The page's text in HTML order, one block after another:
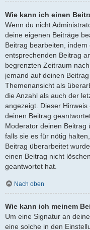
Wie kann ich einen
Wenn du nicht
deine eigenen Beiträge
Beitrag bearbeiten, indem
entsprechenden Beitrag
begrenzten Zeitraum
jemand auf deinen
Themenansicht als
die Anzahl als auch der
angezeigt. Dieser
deinen Beitrag
Moderator deinen Beitrag
falls sie es für nötig
Beitrag überarbeitet
einen Beitrag nicht
geantwortet hat.
Nach oben
Wie kann ich meinem
Um eine Signatur an
eine solche in den